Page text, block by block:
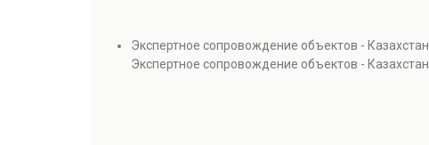
Экспертное сопровождение объектов - Казахстан
Экспертное сопровождение объектов - Казахстан